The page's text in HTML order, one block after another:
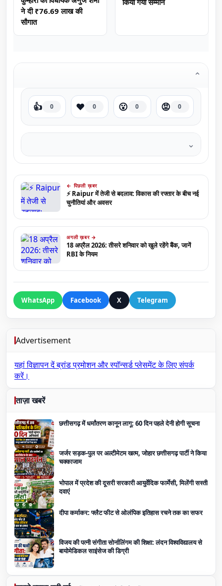
ने दी ₹76.69 लाख की
सौगात
⌄
👍 0 ❤️ 0 😮 0 😡 0
⌄
← पिछली ख़बर
⚡ Raipur में तेजी से बदलाव: विकास की रफ्तार के बीच नई
चुनौतियां और अवसर
अगली ख़बर →
18 अप्रैल 2026: तीसरे शनिवार को खुले रहेंगे बैंक, जानें
RBI के नियम
WhatsApp Facebook X Telegram
Advertisement
यहां विज्ञापन देंब्रांड प्रमोशन और स्पॉन्सर्ड प्लेसमेंट के लिए संपर्क
करें।
ताज़ा खबरें
छत्तीसगढ़ में धर्मांतरण कानून लागू: 60 दिन पहले देनी होगी सूचना
जर्जर सड़क-पुल पर अल्टीमेटम खत्म, जोहार छत्तीसगढ़ पार्टी ने किया
चक्काजाम
भोपाल में प्रदेश की दूसरी सरकारी आयुर्वेदिक फार्मेसी, मिलेंगी सस्ती
दवाएं
दीपा कर्माकर: फ्लैट फीट से ओलंपिक इतिहास रचने तक का सफर
विजय की पत्नी संगीता सोर्नालिंगम की शिक्षा: लंदन विश्वविद्यालय से
बायोमेडिकल साइंसेज की डिग्री